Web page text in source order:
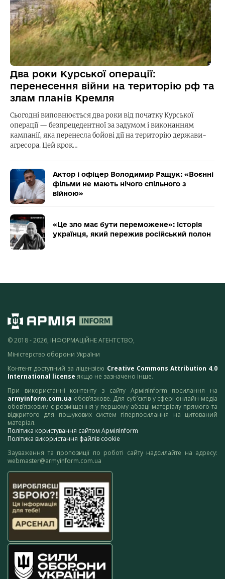
Два роки Курської операції:
перенесення війни на територію рф та
злам планів Кремля
Сьогодні виповнюється два роки від початку Курської
операції — безпрецедентної за задумом і виконанням
кампанії, яка перенесла бойові дії на територію держави-
агресора. Цей крок…
Актор і офіцер Володимир Ращук: «Воєнні
фільми не мають нічого спільного з
війною»
«Це зло має бути переможене»: історія
українця, який пережив російський полон
© 2018 - 2026, ІНФОРМАЦІЙНЕ АГЕНТСТВО,
Міністерство оборони України
Контент доступний за ліцензією Creative Commons Attribution 4.0
International license якщо не зазначено інше.
При використанні контенту з сайту АрміяInform посилання на
armyinform.com.ua обов’язкове. Для суб’єктів у сфері онлайн-медіа
обов’язковим є розміщення у першому абзаці матеріалу прямого та
відкритого для пошукових систем гіперпосилання на цитований
матеріал.
Політика користування сайтом АрміяInform
Політика використання файлів cookie
Зауваження та пропозиції по роботі сайту надсилайте на адресу:
webmaster@armyinform.com.ua